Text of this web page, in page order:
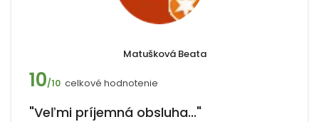
Matušková Beata
10/10 celkové hodnotenie
"Veľmi príjemná obsluha..."